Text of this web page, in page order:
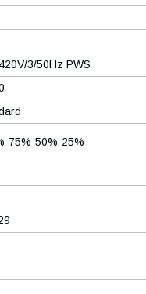
3/50Hz PWS
75%-50%-25%